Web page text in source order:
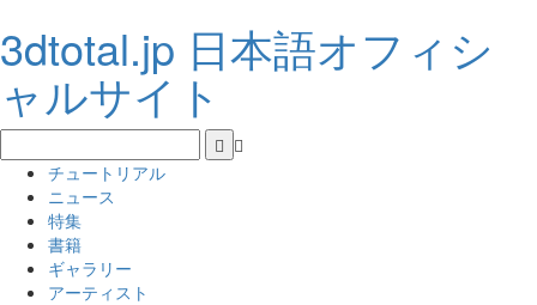
3dtotal.jp 日本語オフィシ
ャルサイト
チュートリアル
ニュース
特集
書籍
ギャラリー
アーティスト